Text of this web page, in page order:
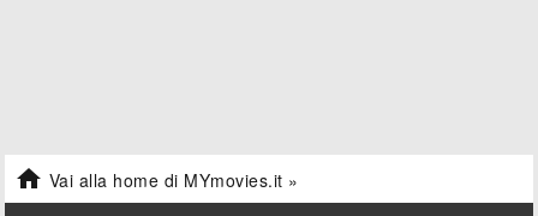
 Vai alla home di MYmovies.it »